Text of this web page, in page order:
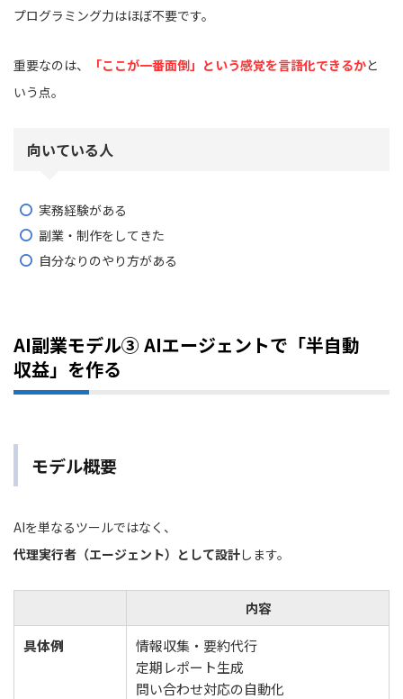
プログラミング力はほぼ不要です。
重要なのは、 「ここが一番面倒」という感覚を言語化できるかと
いう点。
向いている人
実務経験がある
副業・制作をしてきた
自分なりのやり方がある
AI副業モデル③ AIエージェントで「半自動
収益」を作る
モデル概要
AIを単なるツールではなく、
代理実行者（エージェント）として設計します。
内容
具体例
情報収集・要約代行
定期レポート生成
問い合わせ対応の自動化